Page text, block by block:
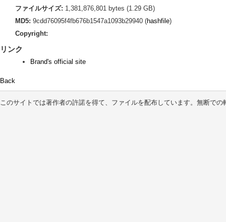
ファイルサイズ: 1,381,876,801 bytes (1.29 GB)
MD5: 9cdd76095f4fb676b1547a1093b29940 (hashfile)
Copyright:
リンク
Brand's official site
Back
このサイトでは著作者の許諾を得て、ファイルを配布しています。無断での